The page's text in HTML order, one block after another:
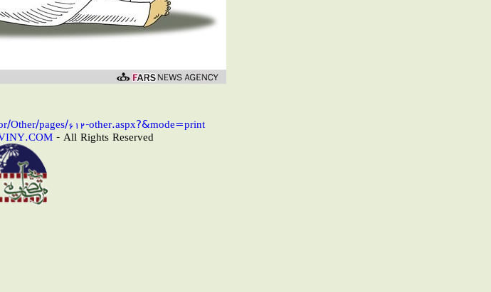
Other/pages/612-other.aspx?&mode=print
- All Rights Reserved